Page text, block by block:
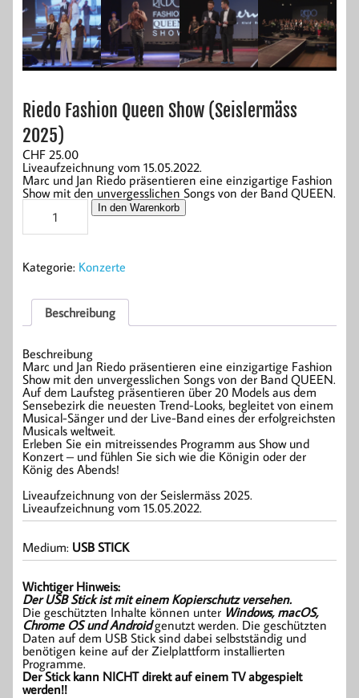
Riedo Fashion Queen Show (Seislermäss
2025)
CHF 25.00
Liveaufzeichnung vom 15.05.2022.
Marc und Jan Riedo präsentieren eine einzigartige Fashion
Show mit den unvergesslichen Songs von der Band QUEEN.
Riedo
Fashion
Queen
2025)
In den Warenkorb
Kategorie: Konzerte
Beschreibung
Beschreibung
Marc und Jan Riedo präsentieren eine einzigartige Fashion
Show mit den unvergesslichen Songs von der Band QUEEN.
Auf dem Laufsteg präsentieren über 20 Models aus dem
Sensebezirk die neuesten Trend-Looks, begleitet von einem
Musical-Sänger und der Live-Band eines der erfolgreichsten
Musicals weltweit.
Erleben Sie ein mitreissendes Programm aus Show und
Konzert – und fühlen Sie sich wie die Königin oder der
König des Abends!
Liveaufzeichnung von der Seislermäss 2025.
Liveaufzeichnung vom 15.05.2022.
Medium: USB STICK
Wichtiger Hinweis:
Der USB Stick ist mit einem Kopierschutz versehen.
Die geschützten Inhalte können unter Windows, macOS,
Chrome OS und Androidgenutzt werden. Die geschützten
Daten auf dem USB Stick sind dabei selbstständig und
benötigen keine auf der Zielplattform installierten
Programme.
Der Stick kann NICHT direkt auf einem TV abgespielt
werden!!